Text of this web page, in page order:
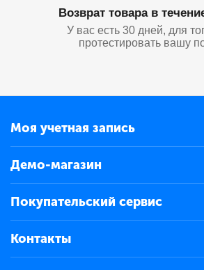
Возврат товара в
У вас есть 30 дней, для
протестировать вашу
Моя учетная запись
Демо-магазин
Покупательский сервис
Контакты